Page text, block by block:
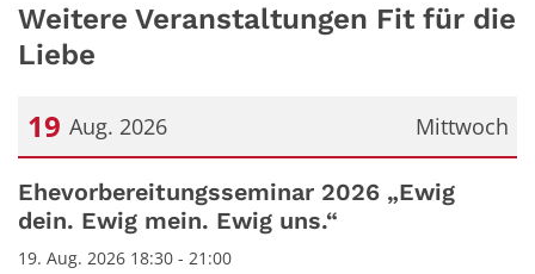
Weitere Veranstaltungen Fit für die
Liebe
Mittwoch
19 Aug. 2026
Datum: 19. August 2026
Ehevorbereitungsseminar 2026 „Ewig
dein. Ewig mein. Ewig uns.“
19. Aug. 2026 18:30 - 21:00